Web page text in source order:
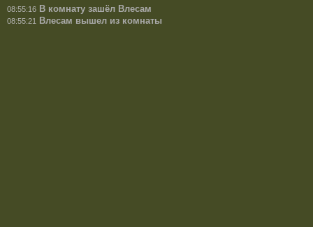
08:55:16 В комнату зашёл Влесам
08:55:21 Влесам вышел из комнаты